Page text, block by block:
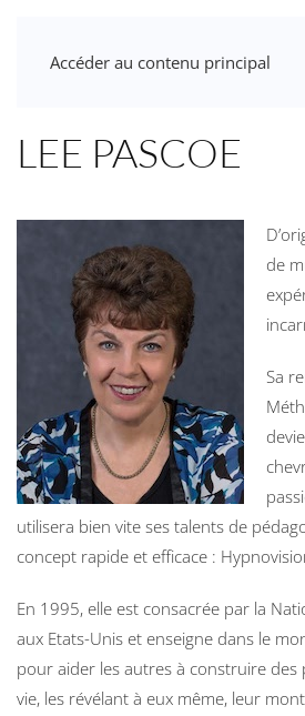
Accéder au contenu principal
LEE PASCOE
de
Sa
utilisera bien vite ses talents de
concept rapide et efficace :
En 1995, elle est consacrée par la
aux Etats-Unis et enseigne dans le
pour aider les autres à construire des
vie, les révélant à eux même, leur